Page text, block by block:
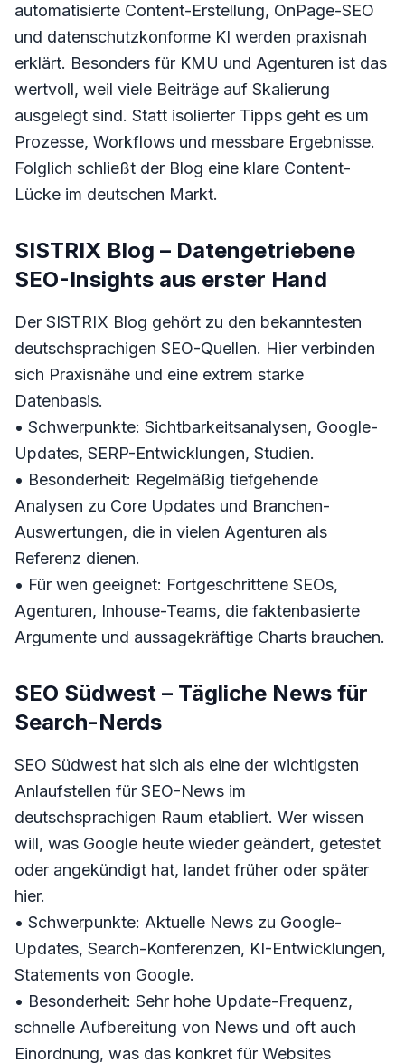
automatisierte Content-Erstellung, OnPage-SEO
und datenschutzkonforme KI werden praxisnah
erklärt. Besonders für KMU und Agenturen ist das
wertvoll, weil viele Beiträge auf Skalierung
ausgelegt sind. Statt isolierter Tipps geht es um
Prozesse, Workflows und messbare Ergebnisse.
Folglich schließt der Blog eine klare Content-
Lücke im deutschen Markt.
SISTRIX Blog – Datengetriebene
SEO-Insights aus erster Hand
Der SISTRIX Blog gehört zu den bekanntesten
deutschsprachigen SEO-Quellen. Hier verbinden
sich Praxisnähe und eine extrem starke
Datenbasis.
• Schwerpunkte: Sichtbarkeitsanalysen, Google-
Updates, SERP-Entwicklungen, Studien.
• Besonderheit: Regelmäßig tiefgehende
Analysen zu Core Updates und Branchen-
Auswertungen, die in vielen Agenturen als
Referenz dienen.
• Für wen geeignet: Fortgeschrittene SEOs,
Agenturen, Inhouse-Teams, die faktenbasierte
Argumente und aussagekräftige Charts brauchen.
SEO Südwest – Tägliche News für
Search-Nerds
SEO Südwest hat sich als eine der wichtigsten
Anlaufstellen für SEO-News im
deutschsprachigen Raum etabliert. Wer wissen
will, was Google heute wieder geändert, getestet
oder angekündigt hat, landet früher oder später
hier.
• Schwerpunkte: Aktuelle News zu Google-
Updates, Search-Konferenzen, KI-Entwicklungen,
Statements von Google.
• Besonderheit: Sehr hohe Update-Frequenz,
schnelle Aufbereitung von News und oft auch
Einordnung, was das konkret für Websites